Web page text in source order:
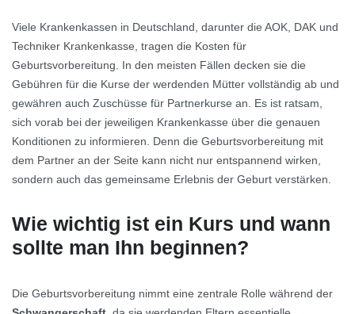
Viele Krankenkassen in Deutschland, darunter die AOK, DAK und
Techniker Krankenkasse, tragen die Kosten für
Geburtsvorbereitung. In den meisten Fällen decken sie die
Gebühren für die Kurse der werdenden Mütter vollständig ab und
gewähren auch Zuschüsse für Partnerkurse an. Es ist ratsam,
sich vorab bei der jeweiligen Krankenkasse über die genauen
Konditionen zu informieren. Denn die Geburtsvorbereitung mit
dem Partner an der Seite kann nicht nur entspannend wirken,
sondern auch das gemeinsame Erlebnis der Geburt verstärken.
Wie wichtig ist ein Kurs und wann
sollte man Ihn beginnen?
Die Geburtsvorbereitung nimmt eine zentrale Rolle während der